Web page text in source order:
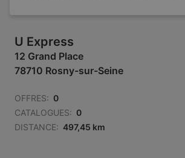
U Express
12 Grand Place
78710 Rosny-sur-Seine
OFFRES: 0
CATALOGUES: 0
DISTANCE: 497,45 km